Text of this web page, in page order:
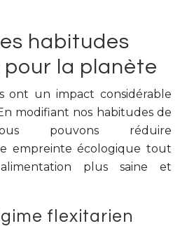
habitudes
la planète
ont un impact considérable
modifiant nos habitudes de
pouvons réduire
empreinte écologique tout
plus saine et
flexitarien